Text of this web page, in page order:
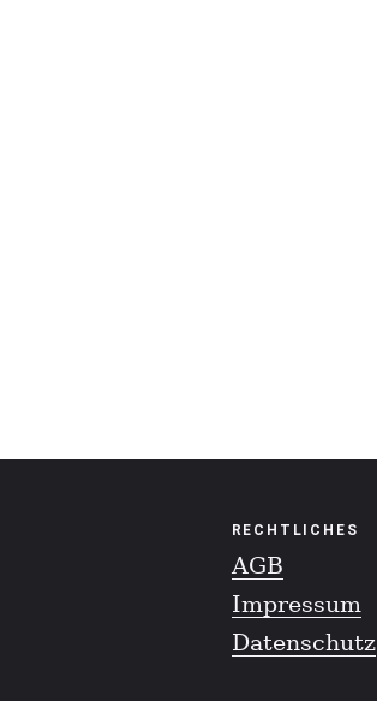
RECHTLICHES
AGB
Impressum
Datenschutz